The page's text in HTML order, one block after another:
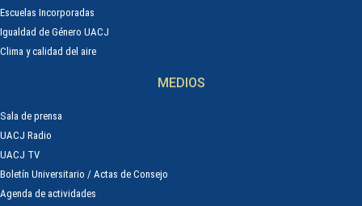
Escuelas Incorporadas
Igualdad de Género UACJ
Clima y calidad del aire
MEDIOS
Sala de prensa
UACJ Radio
UACJ TV
Boletín Universitario / Actas de Consejo
Agenda de actividades